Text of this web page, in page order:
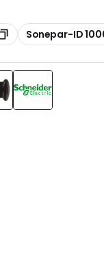
Kopioi
Sonepar-ID